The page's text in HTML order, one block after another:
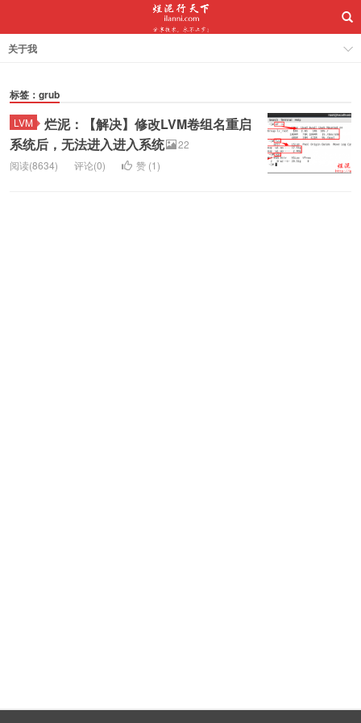
关于我
标签：grub
LVM
烂泥：【解决】修改LVM卷组名重启
系统后，无法进入进入系统
22
阅读(8634)
评论(0) 赞 (1)